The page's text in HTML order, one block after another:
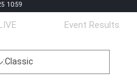
10:59
Comments
You can post comments. Please
refrain from posting comments
Event Results
:Classic